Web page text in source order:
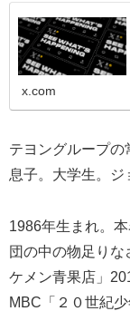
x.com
テヨングループ
息子。大学生。ジ
1986年生まれ。
団の中の物足り
ケメン青果店」
MBC「２０世紀少